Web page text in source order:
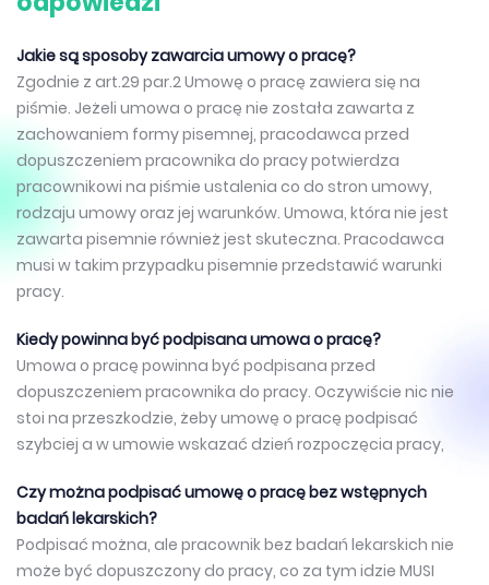
Jakie są sposoby zawarcia umowy o pracę?
Zgodnie z art.29 par.2 Umowę o pracę zawiera się na
piśmie. Jeżeli umowa o pracę nie została zawarta z
zachowaniem formy pisemnej, pracodawca przed
dopuszczeniem pracownika do pracy potwierdza
pracownikowi na piśmie ustalenia co do stron umowy,
rodzaju umowy oraz jej warunków. Umowa, która nie jest
zawarta pisemnie również jest skuteczna. Pracodawca
musi w takim przypadku pisemnie przedstawić warunki
pracy.
Kiedy powinna być podpisana umowa o pracę?
Umowa o pracę powinna być podpisana przed
dopuszczeniem pracownika do pracy. Oczywiście nic nie
stoi na przeszkodzie, żeby umowę o pracę podpisać
szybciej a w umowie wskazać dzień rozpoczęcia pracy,
Czy można podpisać umowę o pracę bez wstępnych
badań lekarskich?
Podpisać można, ale pracownik bez badań lekarskich nie
może być dopuszczony do pracy, co za tym idzie MUSI